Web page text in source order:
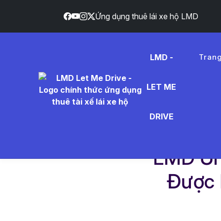
Ứng dụng thuê lái xe hộ LMD
LMD -
LET ME
DRIVE
LMD Ứng Dụng Lái
LMD
Được